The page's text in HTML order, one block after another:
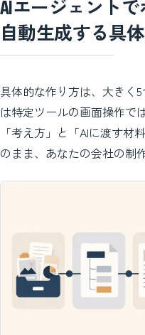
AIエージェント
自動生成する具
具体的な作り方は、大きく
は特定ツールの画面操作で
「考え方」と「AIに渡す材
のまま、あなたの会社の制